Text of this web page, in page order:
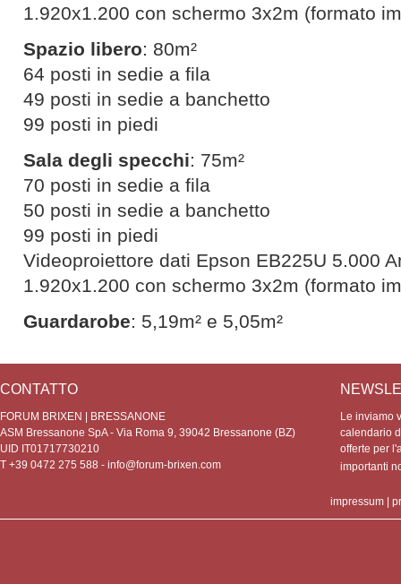
1.920x1.200 con schermo 3x2m (formato
Spazio libero: 80m²
64 posti in sedie a fila
49 posti in sedie a banchetto
99 posti in piedi
Sala degli specchi: 75m²
70 posti in sedie a fila
50 posti in sedie a banchetto
99 posti in piedi
Videoproiettore dati Epson EB225U 5.000
1.920x1.200 con schermo 3x2m (formato
Guardarobe: 5,19m² e 5,05m²
CONTATTO
FORUM BRIXEN | BRESSANONE
ASM Bressanone SpA - Via Roma 9, 39042 Bressanone (BZ)
UID IT01717730210
T +39 0472 275 588 - info@forum-brixen.com
Le inviamo
calendario
offerte per
importanti
impressum